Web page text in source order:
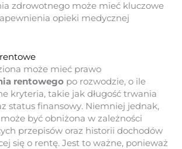
zdrowotnego może mieć kluczowe
opieki medycznej
może mieć prawo
rentowego po rozwodzie, o ile
kryteria, takie jak długość trwania
status finansowy. Niemniej jednak,
być obniżona w zależności
przepisów oraz historii dochodów
się o rentę. Jest to ważne, ponieważ